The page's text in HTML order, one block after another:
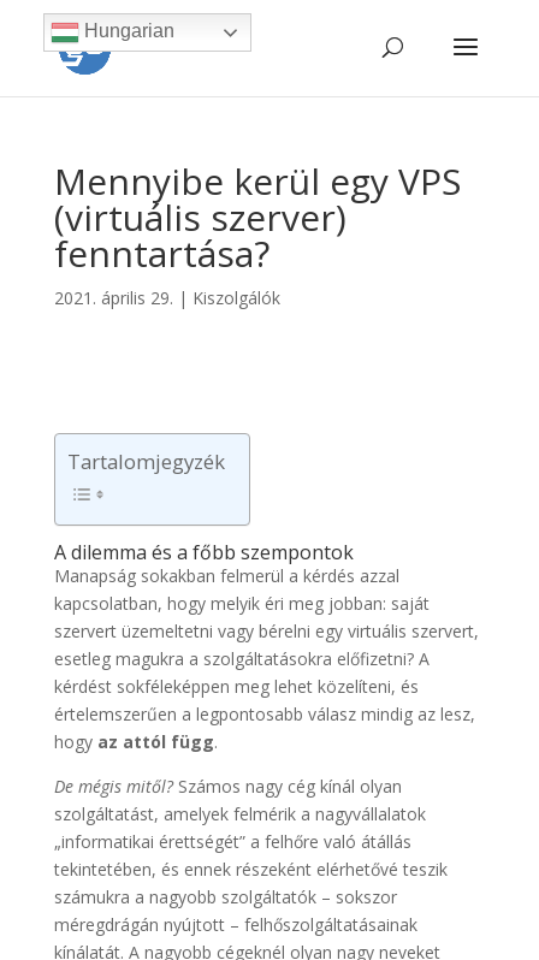
Mennyibe kerül egy VPS
(virtuális szerver)
fenntartása?
2021. április 29. | Kiszolgálók
Tartalomjegyzék
A dilemma és a főbb szempontok
Manapság sokakban felmerül a kérdés azzal
kapcsolatban, hogy melyik éri meg jobban: saját
szervert üzemeltetni vagy bérelni egy virtuális szervert,
esetleg magukra a szolgáltatásokra előfizetni? A
kérdést sokféleképpen meg lehet közelíteni, és
értelemszerűen a legpontosabb válasz mindig az lesz,
hogy az attól függ.
De mégis mitől?Számos nagy cég kínál olyan
szolgáltatást, amelyek felmérik a nagyvállalatok
„informatikai érettségét” a felhőre való átállás
tekintetében, és ennek részeként elérhetővé teszik
számukra a nagyobb szolgáltatók – sokszor
méregdrágán nyújtott – felhőszolgáltatásainak
kínálatát. A nagyobb cégeknél olyan nagy neveket
Hungarian